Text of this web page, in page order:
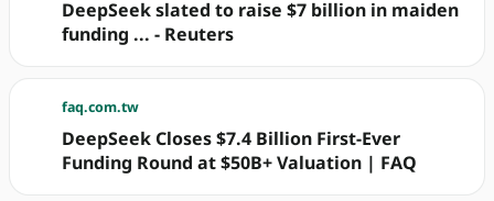
DeepSeek slated to raise $7 billion in maiden
funding ... - Reuters
faq.com.tw
DeepSeek Closes $7.4 Billion First-Ever
Funding Round at $50B+ Valuation | FAQ